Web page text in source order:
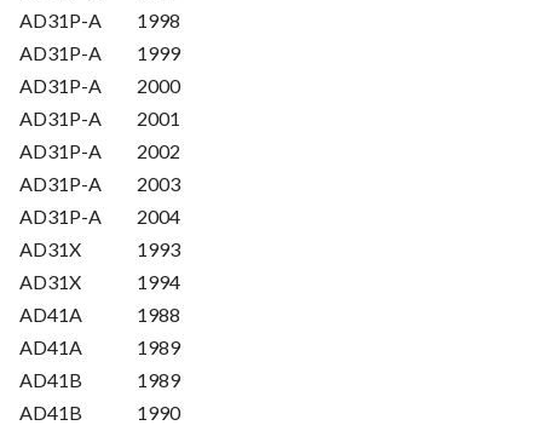
AD31P-A
1998
AD31P-A
1999
AD31P-A
2000
AD31P-A
2001
AD31P-A
2002
AD31P-A
2003
AD31P-A
2004
AD31X
1993
AD31X
1994
AD41A
1988
AD41A
1989
AD41B
1989
AD41B
1990